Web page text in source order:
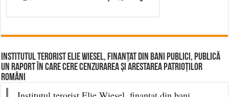
Institutul terorist Elie Wiesel, finanțat din bani publici, publică
un raport în care cere cenzurarea și arestarea patrioților
români